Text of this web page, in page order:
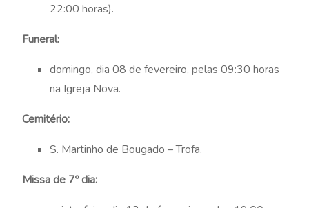
22:00 horas).
Funeral:
domingo, dia 08 de fevereiro, pelas 09:30 horas
na Igreja Nova.
Cemitério:
S. Martinho de Bougado – Trofa.
Missa de 7º dia: